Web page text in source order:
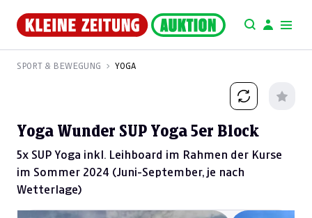
SPORT & BEWEGUNG YOGA
Yoga Wunder SUP Yoga 5er Block
5x SUP Yoga inkl. Leihboard im Rahmen der Kurse
im Sommer 2024 (Juni-September, je nach
Wetterlage)